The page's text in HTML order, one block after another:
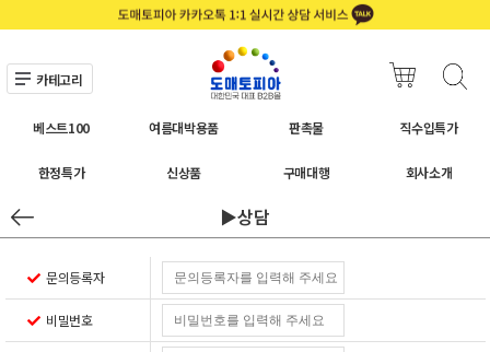
카테고리
베스트100 여름대박용품 판촉물 직수입특가
한정특가 신상품 구매대행 회사소개
▶상담
문의등록자
비밀번호